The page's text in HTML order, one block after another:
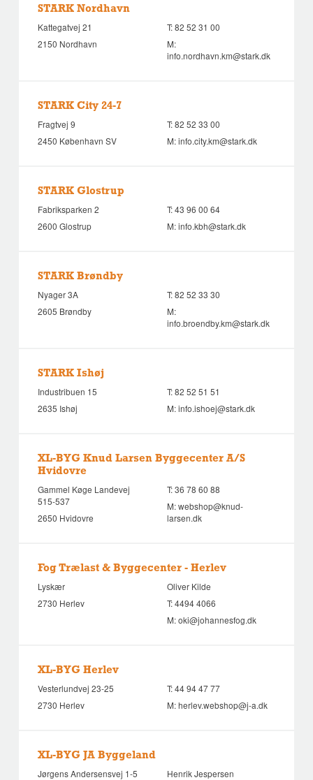
STARK Nordhavn
Kattegatvej 21
2150 Nordhavn
T:82 52 31 00
M:
info.nordhavn.km@stark.dk
STARK City 24-7
Fragtvej 9
2450 København SV
T:82 52 33 00
M:info.city.km@stark.dk
STARK Glostrup
Fabriksparken 2
2600 Glostrup
T:43 96 00 64
M:info.kbh@stark.dk
STARK Brøndby
Nyager 3A
2605 Brøndby
T:82 52 33 30
M:
info.broendby.km@stark.dk
STARK Ishøj
Industribuen 15
2635 Ishøj
T:82 52 51 51
M:info.ishoej@stark.dk
XL-BYG Knud Larsen Byggecenter A/S
Hvidovre
Gammel Køge Landevej
515-537
2650 Hvidovre
T:36 78 60 88
M:webshop@knud-
larsen.dk
Fog Trælast & Byggecenter - Herlev
Lyskær
2730 Herlev
Oliver Kilde
T:4494 4066
M:oki@johannesfog.dk
XL-BYG Herlev
Vesterlundvej 23-25
2730 Herlev
T:44 94 47 77
M:herlev.webshop@j-a.dk
XL-BYG JA Byggeland
Jørgens Andersensvej 1-5
Henrik Jespersen